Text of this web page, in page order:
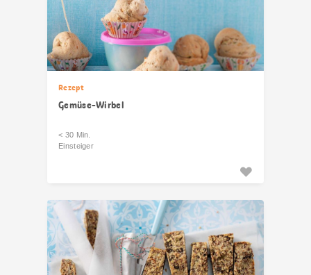
Rezept
Gemüse-Wirbel
< 30 Min.
Einsteiger